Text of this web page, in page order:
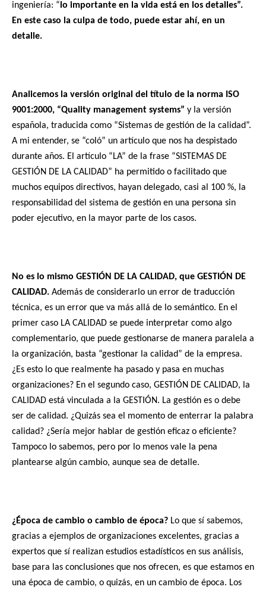
ingeniería: “ lo importante en la vida está en los detalles”.
En este caso la culpa de todo, puede estar ahí, en un
detalle.
Analicemos la versión original del título de la norma ISO
9001:2000, “Quality management systems” y la versión
española, traducida como “Sistemas de gestión de la calidad”.
A mi entender, se “coló” un artículo que nos ha despistado
durante años. El artículo “LA” de la frase “SISTEMAS DE
GESTIÓN DE LA CALIDAD” ha permitido o facilitado que
muchos equipos directivos, hayan delegado, casi al 100 %, la
responsabilidad del sistema de gestión en una persona sin
poder ejecutivo, en la mayor parte de los casos.
No es lo mismo GESTIÓN DE LA CALIDAD, que GESTIÓN DE
CALIDAD. Además de considerarlo un error de traducción
técnica, es un error que va más allá de lo semántico. En el
primer caso LA CALIDAD se puede interpretar como algo
complementario, que puede gestionarse de manera paralela a
la organización, basta “gestionar la calidad” de la empresa.
¿Es esto lo que realmente ha pasado y pasa en muchas
organizaciones? En el segundo caso, GESTIÓN DE CALIDAD, la
CALIDAD está vinculada a la GESTIÓN. La gestión es o debe
ser de calidad. ¿Quizás sea el momento de enterrar la palabra
calidad? ¿Sería mejor hablar de gestión eficaz o eficiente?
Tampoco lo sabemos, pero por lo menos vale la pena
plantearse algún cambio, aunque sea de detalle.
¿Época de cambio o cambio de época? Lo que sí sabemos,
gracias a ejemplos de organizaciones excelentes, gracias a
expertos que sí realizan estudios estadísticos en sus análisis,
base para las conclusiones que nos ofrecen, es que estamos en
una época de cambio, o quizás, en un cambio de época. Los